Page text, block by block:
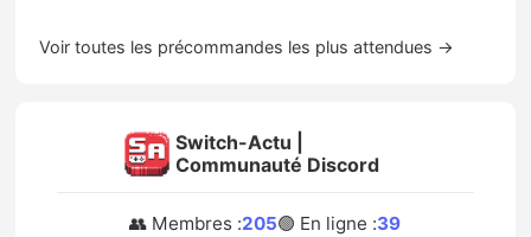
Voir toutes les précommandes les plus attendues →
Switch-Actu |
Communauté Discord
👥 Membres :205🟢 En ligne :39